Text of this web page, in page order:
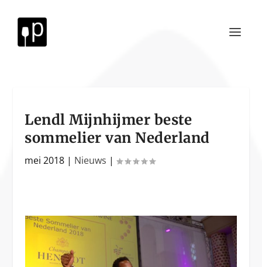
Lendl Mijnhijmer beste
sommelier van Nederland
mei 2018 | Nieuws |